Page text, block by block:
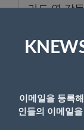
라도 연 감
이메일을 등록
인들의 이메일